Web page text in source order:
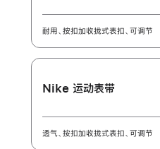
耐用、按扣加收拢式表扣、可调节
Nike 运动表带
透气、按扣加收拢式表扣、可调节